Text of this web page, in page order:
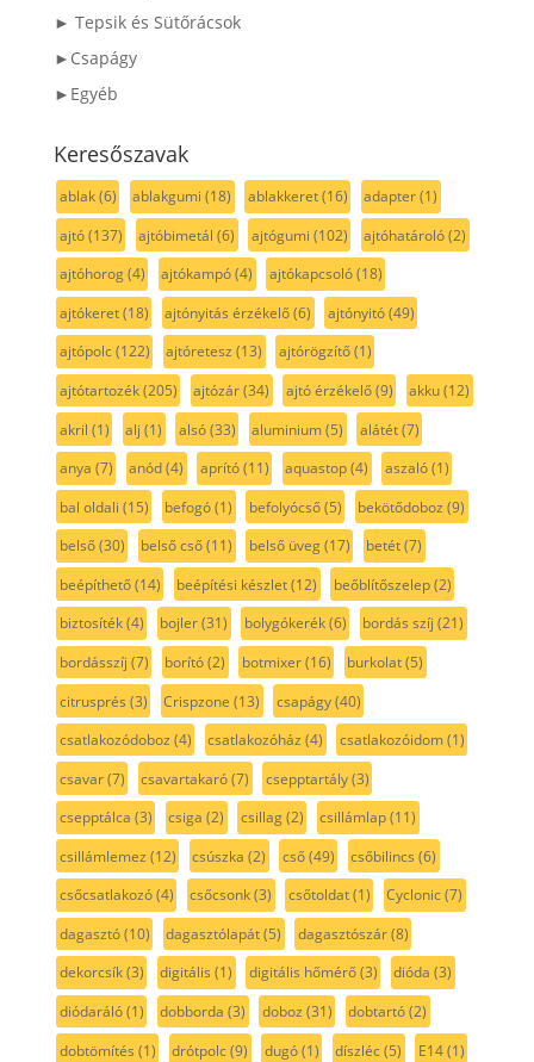
► Tepsik és Sütőrácsok
►Csapágy
►Egyéb
Keresőszavak
ablak(6) ablakgumi (18) ablakkeret(16) adapter(1)
ajtó(137) ajtóbimetál (6) ajtógumi (102) ajtóhatároló(2)
ajtóhorog(4) ajtókampó(4) ajtókapcsoló(18)
ajtókeret(18) ajtónyitás érzékelő(6) ajtónyitó(49)
ajtópolc(122) ajtóretesz (13) ajtórögzítő(1)
ajtótartozék(205) ajtózár(34) ajtó érzékelő(9) akku(12)
akril (1) alj (1) alsó(33) aluminium(5) alátét(7)
anya (7) anód(4) aprító(11) aquastop(4) aszaló(1)
bal oldali (15) befogó(1) befolyócső(5) bekötődoboz (9)
belső(30) belső cső(11) belső üveg(17) betét(7)
beépíthető(14) beépítési készlet(12) beőblítőszelep(2)
biztosíték(4) bojler(31) bolygókerék(6) bordás szíj (21)
bordásszíj (7) borító(2) botmixer(16) burkolat(5)
citrusprés (3) Crispzone (13) csapágy(40)
csatlakozódoboz (4) csatlakozóház (4) csatlakozóidom(1)
csavar(7) csavartakaró(7) csepptartály(3)
csepptálca (3) csiga (2) csillag(2) csillámlap(11)
csillámlemez (12) csúszka (2) cső(49) csőbilincs (6)
csőcsatlakozó(4) csőcsonk(3) csőtoldat(1) Cyclonic(7)
dagasztó(10) dagasztólapát(5) dagasztószár(8)
dekorcsík(3) digitális (1) digitális hőmérő(3) dióda (3)
diódaráló(1) dobborda (3) doboz (31) dobtartó(2)
dobtömítés (1) drótpolc(9) dugó(1) díszléc(5) E14(1)